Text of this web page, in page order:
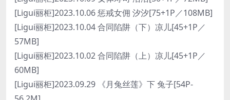
[Ligui丽柜]2023.10.06 惩戒女佣 汐汐[75+1P／108MB]
[Ligui丽柜]2023.10.04 合同陷阱（下）凉儿[45+1P／
57MB]
[Ligui丽柜]2023.10.02 合同陷阱（上）凉儿[45+1P／
60MB]
[Ligui丽柜]2023.09.29 《月兔丝莲》下 兔子[54P-